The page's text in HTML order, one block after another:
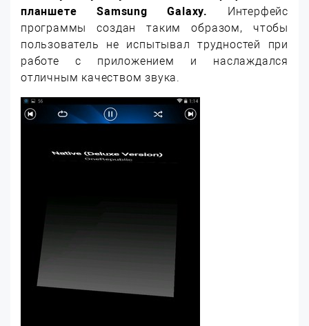
планшетеSamsungGalaxy. Интерфейс
программы создан таким образом, чтобы
пользователь не испытывал трудностей при
работе с приложением и наслаждался
отличным качеством звука.